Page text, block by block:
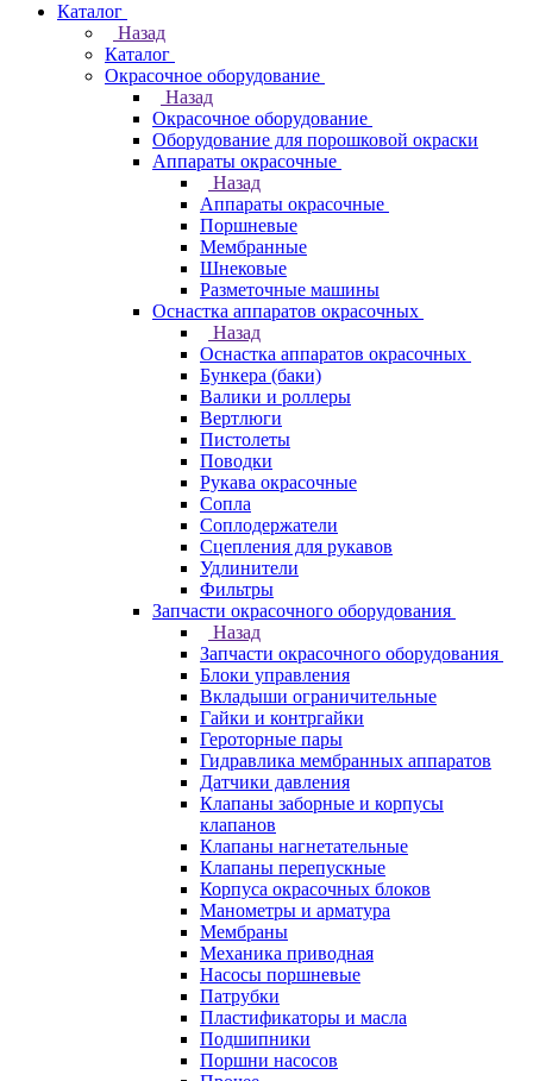
Каталог
Назад
Каталог
Окрасочное оборудование
Назад
Окрасочное оборудование
Оборудование для порошковой окраски
Аппараты окрасочные
Назад
Аппараты окрасочные
Поршневые
Мембранные
Шнековые
Разметочные машины
Оснастка аппаратов окрасочных
Назад
Оснастка аппаратов окрасочных
Бункера (баки)
Валики и роллеры
Вертлюги
Пистолеты
Поводки
Рукава окрасочные
Сопла
Соплодержатели
Сцепления для рукавов
Удлинители
Фильтры
Запчасти окрасочного оборудования
Назад
Запчасти окрасочного оборудования
Блоки управления
Вкладыши ограничительные
Гайки и контргайки
Героторные пары
Гидравлика мембранных аппаратов
Датчики давления
Клапаны заборные и корпусы
клапанов
Клапаны нагнетательные
Клапаны перепускные
Корпуса окрасочных блоков
Манометры и арматура
Мембраны
Механика приводная
Насосы поршневые
Патрубки
Пластификаторы и масла
Подшипники
Поршни насосов